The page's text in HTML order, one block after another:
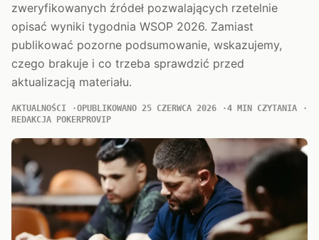
zweryfikowanych źródeł pozwalających rzetelnie
opisać wyniki tygodnia WSOP 2026. Zamiast
publikować pozorne podsumowanie, wskazujemy,
czego brakuje i co trzeba sprawdzić przed
aktualizacją materiału.
AKTUALNOŚCI OPUBLIKOWANO 25 CZERWCA 2026
4 MIN CZYTANIA
REDAKCJA POKERPROVIP